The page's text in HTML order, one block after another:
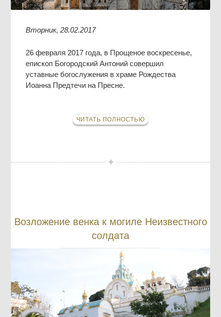
Вторник, 28.02.2017
26 февраля 2017 года, в Прощеное воскресенье,
епископ Богородский Антоний совершил
уставные богослужения в храме Рождества
Иоанна Предтечи на Пресне.
ЧИТАТЬ ПОЛНОСТЬЮ
Возложение венка к могиле Неизвестного
солдата